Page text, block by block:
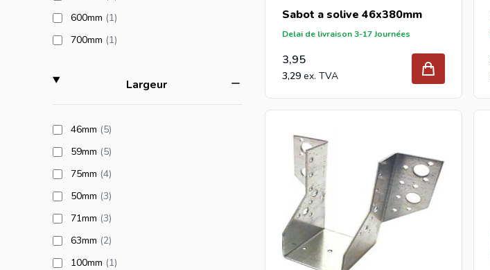
600mm (1products available
)
700mm (1products available
)
Largeurfilter
46mm (5products available
)
59mm (5products available
)
75mm (4products available
)
50mm (3products available
)
71mm (3products available
)
63mm (2products available
)
100mm (1products available
)
Sabot a solive 46x380mm
Delai de livraison 3-17 Journées
3,95
3,29